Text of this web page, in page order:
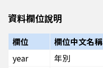
資料欄位說明
欄位 欄位中文名稱
year
年別